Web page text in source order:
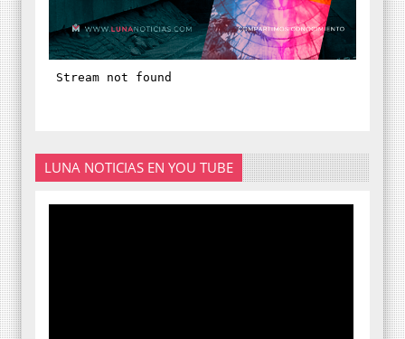
LUNA NOTICIAS EN YOU TUBE